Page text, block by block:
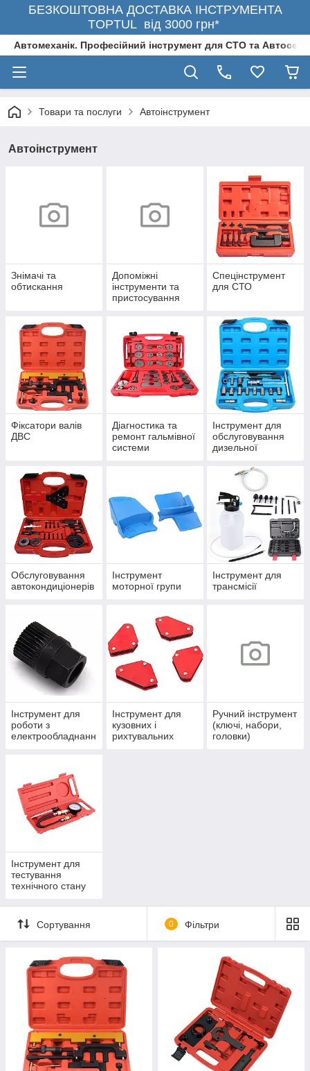
БЕЗКОШТОВНА ДОСТАВКА ІНСТРУМЕНТА
TOPTUL від 3000 грн*
Автомеханік. Професійний інструмент для СТО та
Товари та послуги Автоінструмент
Автоінструмент
Знімачі та
обтискання
Допоміжні
інструменти та
пристосування
Спецінструмент
для СТО
Фіксатори валів
ДВС
Діагностика та
ремонт гальмівної
системи
Інструмент для
обслуговування
дизельної
апаратури
Обслуговування
автокондиціонерів
Інструмент
моторної групи
Інструмент для
трансмісії
Інструмент для
роботи з
електрообладнанн
Інструмент для
кузовних і
рихтувальних
Ручний інструмент
(ключі, набори,
головки)
Інструмент для
тестування
технічного стану
Сортування 0 Фільтри